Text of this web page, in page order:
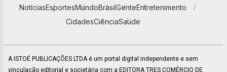
NotíciasEsportesMundoBrasilGenteEntretenimento
CidadesCiênciaSaúde
A ISTOÉ PUBLICAÇÕES LTDA é um portal digital independente e sem
vinculação editorial e societária com a EDITORA TRES COMÉRCIO DE